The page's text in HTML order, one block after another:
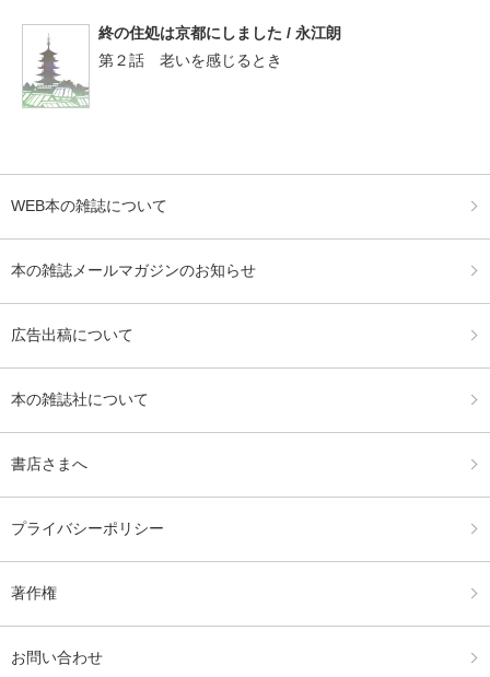
終の住処は京都にしました / 永江朗
第２話 老いを感じるとき
WEB本の雑誌について
本の雑誌メールマガジンのお知らせ
広告出稿について
本の雑誌社について
書店さまへ
プライバシーポリシー
著作権
お問い合わせ